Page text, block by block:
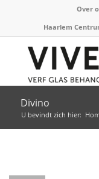
Over
Haarlem
Divino
U bevindt zich hier: